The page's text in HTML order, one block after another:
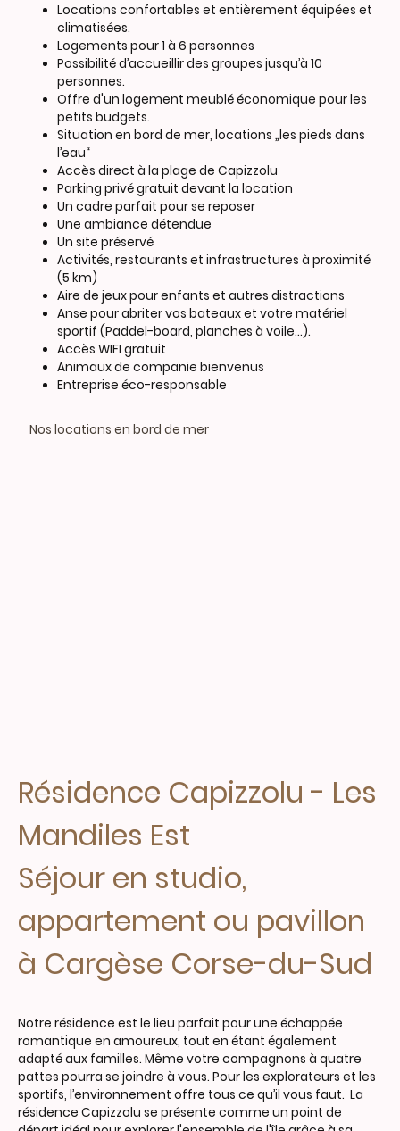
Locations confortables et entièrement équipées et
climatisées.
Logements pour 1 à 6 personnes
Possibilité d’accueillir des groupes jusqu’à 10
personnes.
Offre d'un logement meublé économique pour les
petits budgets.
Situation en bord de mer, locations „les pieds dans
l’eau“
Accès direct à la plage de Capizzolu
Parking privé gratuit devant la location
Un cadre parfait pour se reposer
Une ambiance détendue
Un site préservé
Activités, restaurants et infrastructures à proximité
(5 km)
Aire de jeux pour enfants et autres distractions
Anse pour abriter vos bateaux et votre matériel
sportif (Paddel-board, planches à voile...).
Accès WIFI gratuit
Animaux de companie bienvenus
Entreprise éco-responsable
Nos locations en bord de mer
Résidence Capizzolu - Les
Mandiles Est
Séjour en studio,
appartement ou pavillon
à Cargèse Corse-du-Sud
Notre résidence est le lieu parfait pour une échappée
romantique en amoureux, tout en étant également
adapté aux familles. Même votre compagnons à quatre
pattes pourra se joindre à vous. Pour les explorateurs et les
sportifs, l’environnement offre tous ce qu’il vous faut. La
résidence Capizzolu se présente comme un point de